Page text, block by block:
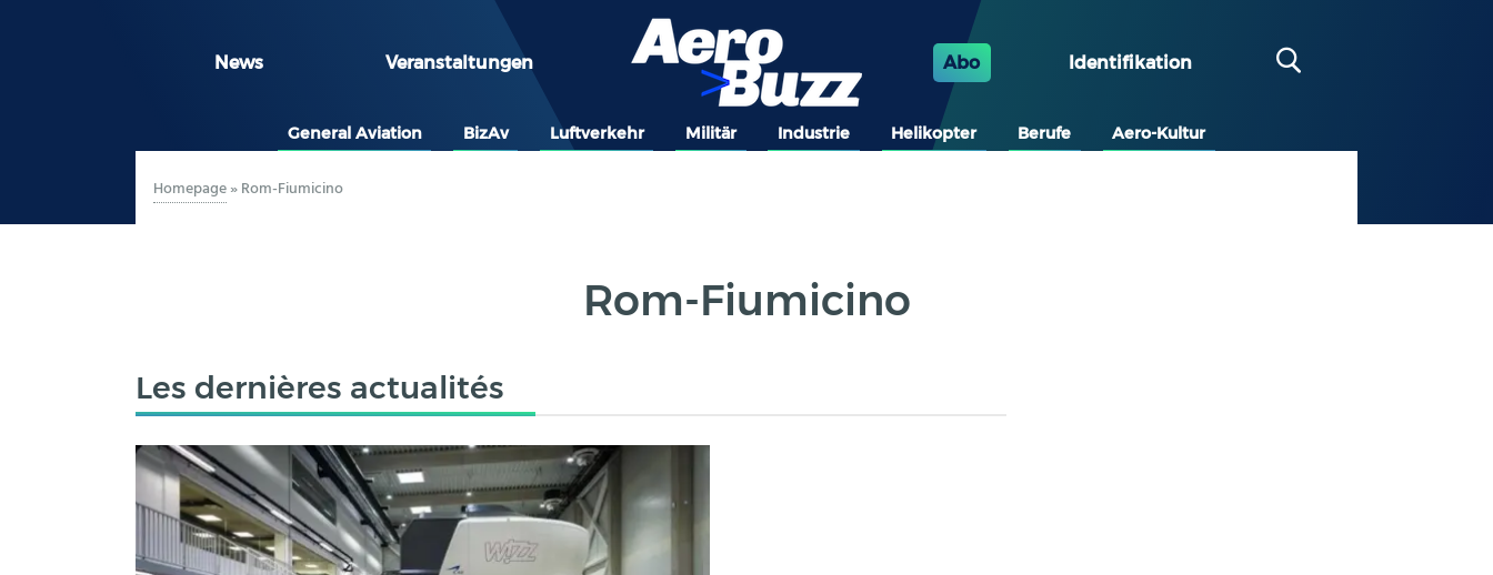
News Veranstaltungen Abo Identifikation
General Aviation BizAv Luftverkehr Militär Industrie Helikopter Berufe Aero-Kultur
Homepage»Rom-Fiumicino
Rom-Fiumicino
Les dernières actualités